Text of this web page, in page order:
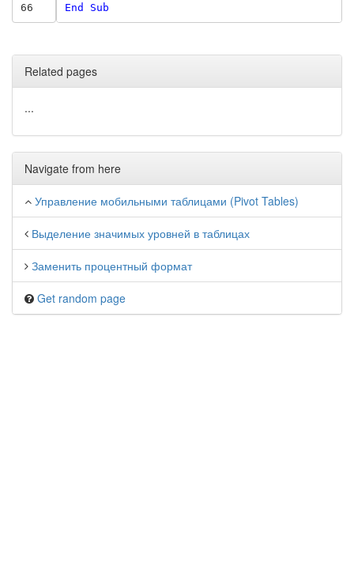
66
End
Sub
Related pages
...
Navigate from here
Управление мобильными таблицами (Pivot Tables)
Выделение значимых уровней в таблицах
Заменить процентный формат
Get random page